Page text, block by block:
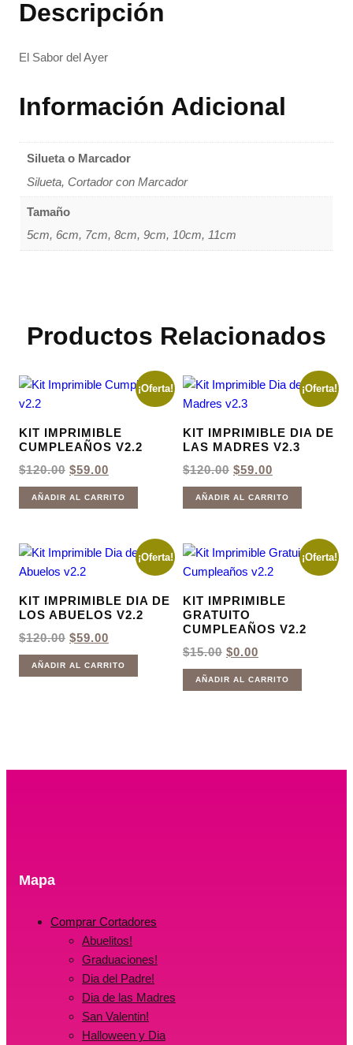
Descripción
El Sabor del Ayer
Información Adicional
Silueta o Marcador
Silueta, Cortador con Marcador
Tamaño
5cm, 6cm, 7cm, 8cm, 9cm, 10cm, 11cm
Productos Relacionados
¡Oferta!
KIT IMPRIMIBLE
CUMPLEAÑOS V2.2
$120.00 EL
ORIGINAL
ERA:
$59.00
ACTUAL
ES:
AÑADIR AL CARRITO
¡Oferta!
KIT IMPRIMIBLE DIA DE
LAS MADRES V2.3
$120.00 EL
ORIGINAL
ERA:
$59.00
ACTUAL
ES:
AÑADIR AL CARRITO
¡Oferta!
KIT IMPRIMIBLE DIA DE
LOS ABUELOS V2.2
$120.00 EL
PRECIO
ORIGINAL
ERA:
$59.00
PRECIO
ACTUAL
ES:
AÑADIR AL CARRITO
¡Oferta!
KIT IMPRIMIBLE
GRATUITO
CUMPLEAÑOS V2.2
$15.00 EL
PRECIO
ORIGINAL
ERA:
$0.00
PRECIO
ACTUAL
ES:
AÑADIR AL CARRITO
Mapa
Comprar Cortadores
Abuelitos!
Graduaciones!
Dia del Padre!
Dia de las Madres
San Valentin!
Halloween y Dia